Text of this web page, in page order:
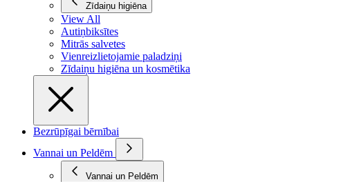
Zīdaiņu higiēna
View All
Autiņbiksītes
Mitrās salvetes
Vienreizlietojamie paladziņi
Zīdaiņu higiēna un kosmētika
Bezrūpīgai bērnībai
Vannai un Peldēm
Vannai un Peldēm